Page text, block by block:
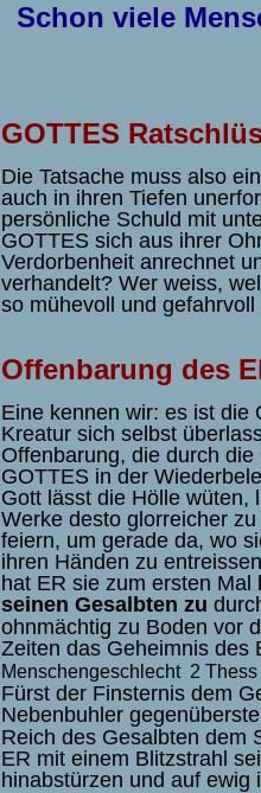
Schon viele
GOTTES
Die Tatsache muss also
auch in ihren Tiefen
persönliche Schuld mit
GOTTES sich aus ihrer
Verdorbenheit anrechnet
verhandelt? Wer weiss,
so mühevoll und
Offenbarung des
Eine kennen wir: es ist die
Kreatur sich selbst
Offenbarung, die durch
GOTTES in der
Gott lässt die Hölle wüten,
Werke desto glorreicher
feiern, um gerade da, wo
ihren Händen zu
hat ER sie zum ersten
seinen Gesalbten zu
ohnmächtig zu Boden vor
Zeiten das Geheimnis des
Menschengeschlecht 2 Thess
Fürst der Finsternis dem
Nebenbuhler
Reich des Gesalbten dem
ER mit einem Blitzstrahl
hinabstürzen und auf ewig